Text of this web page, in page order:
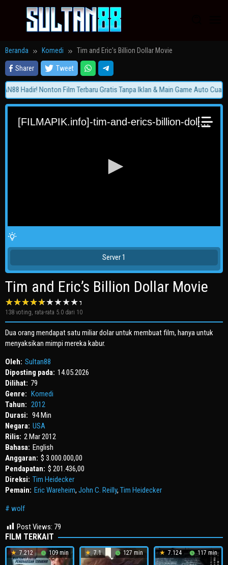
Beranda Komedi Tim and Eric's Billion Dollar Movie
Sharer Tweet
Hadir! Nonton Film Terbaru Gratis Tanpa Iklan & Main Game Auto Cuan!
Server 1
Tim and Eric’s Billion Dollar Movie
138 voting, rata-rata 5.0 dari 10
Dua orang mendapat satu miliar dolar untuk membuat film, hanya untuk
menyaksikan mimpi mereka kabur.
Oleh: Sultan88
Diposting pada: 14.05.2026
Dilihat: 79
Genre:
Komedi
Tahun: 2012
Durasi: 94 Min
Negara: USA
Rilis: 2 Mar 2012
Bahasa: English
Anggaran: $ 3.000.000,00
Pendapatan: $ 201.436,00
Direksi: Tim Heidecker
Pemain: Eric Wareheim, John C. Reilly, Tim Heidecker
wolf
Post Views: 79
FILM TERKAIT
7.212 109 min 7.1 127 min 7.124 117 min